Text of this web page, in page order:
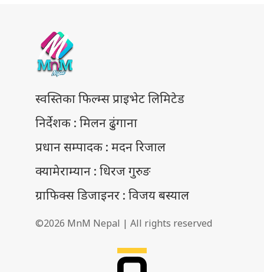
स्वस्तिका फिल्म्स प्राइभेट लिमिटेड
निर्देशक : मिलन ढुंगाना
प्रधान सम्पादक : मदन रिजाल
क्यामेराम्यान : धिरज गुरुङ
ग्राफिक्स डिजाइनर : विजय बस्याल
©2026 MnM Nepal | All rights reserved